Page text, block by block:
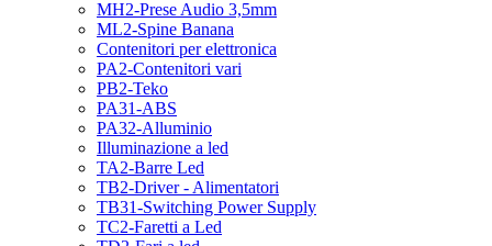
MH2-Prese Audio 3,5mm
ML2-Spine Banana
Contenitori per elettronica
PA2-Contenitori vari
PB2-Teko
PA31-ABS
PA32-Alluminio
Illuminazione a led
TA2-Barre Led
TB2-Driver - Alimentatori
TB31-Switching Power Supply
TC2-Faretti a Led